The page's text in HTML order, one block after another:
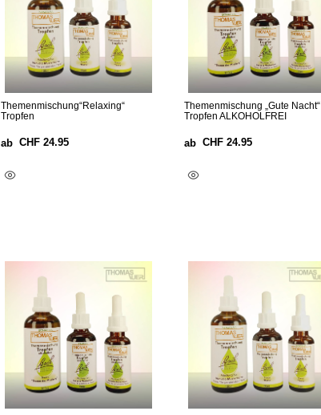
Themenmischung“Relaxing“
Tropfen
ab CHF 24.95
Themenmischung „Gute Nacht“
Tropfen ALKOHOLFREI
ab CHF 24.95